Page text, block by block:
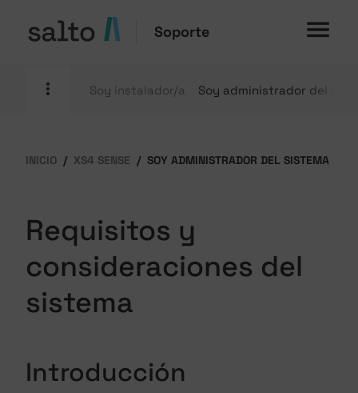
Soporte
Soy instalador/a Soy administrador del
INICIO XS4 SENSE SOY ADMINISTRADOR DEL SISTEMA
Requisitos y
consideraciones del
sistema
Introducción